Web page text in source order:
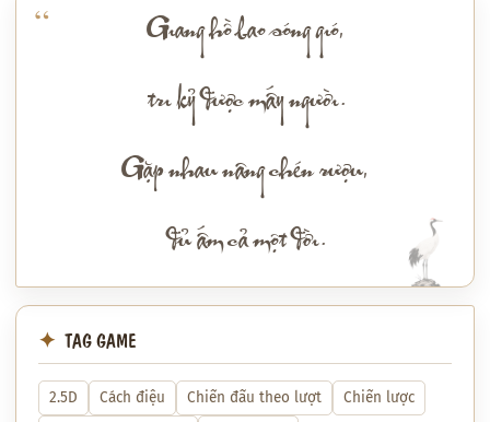
Giang hồ bao sóng gió,
tri kỷ được mấy người.
Gặp nhau nâng chén rượu,
đủ ấm cả một đời.
TAG GAME
2.5D Cách điệu Chiến đấu theo lượt
Chiến lược